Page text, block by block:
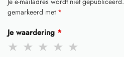
gemarkeerd met *
Je waardering *